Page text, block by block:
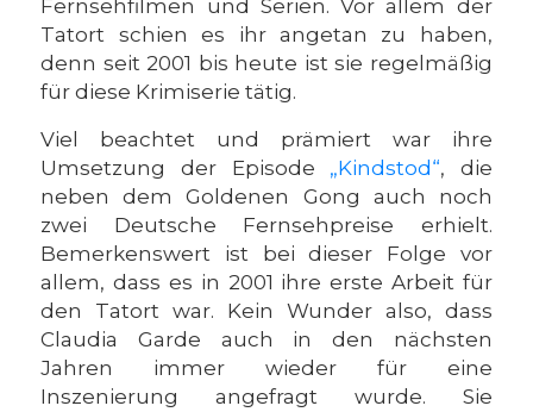
Fernsehfilmen und Serien. Vor allem der
Tatort schien es ihr angetan zu haben,
denn seit 2001 bis heute ist sie regelmäßig
für diese Krimiserie tätig.
Viel beachtet und prämiert war ihre
Umsetzung der Episode „Kindstod“, die
neben dem Goldenen Gong auch noch
zwei Deutsche Fernsehpreise erhielt.
Bemerkenswert ist bei dieser Folge vor
allem, dass es in 2001 ihre erste Arbeit für
den Tatort war. Kein Wunder also, dass
Claudia Garde auch in den nächsten
Jahren immer wieder für eine
Inszenierung angefragt wurde. Sie